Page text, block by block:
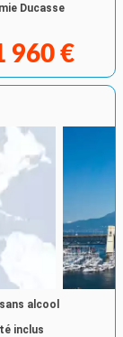
Ducasse
960 €
alcool
inclus